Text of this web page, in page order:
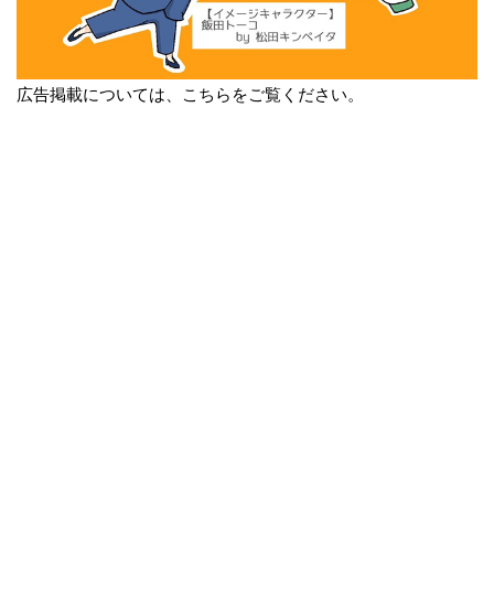
広告掲載については、こちらをご覧ください。